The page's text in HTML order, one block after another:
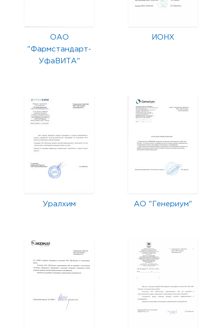
ОАО
"Фармстандарт-
УфаВИТА"
ИОНХ
Уралхим АО "Генериум"